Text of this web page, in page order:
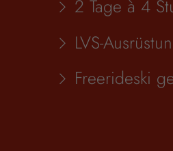
2 Tage à 4
LVS-
Freerideski